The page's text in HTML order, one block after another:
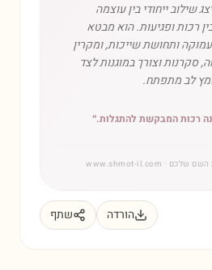
שילוב ייחודי בין עוצמה
רכות ופגיעות. הוא מבטא
ותחושת שייכות, ומקרין
סקרנות וצורך במוגנות לצד
לב מתפתח.
רכות המבקשת להתגלות.״
השם שלכם · www.shmot-il.com
הורדה שתף